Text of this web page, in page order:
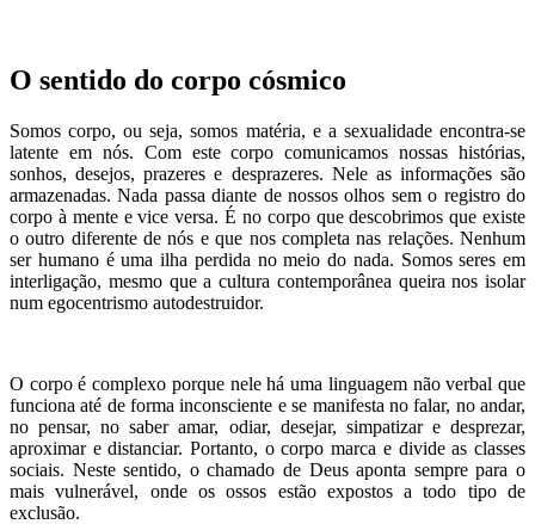
O sentido do corpo cósmico
Somos corpo, ou seja, somos matéria, e a sexualidade encontra-se
latente em nós. Com este corpo comunicamos nossas histórias,
sonhos, desejos, prazeres e desprazeres. Nele as informações são
armazenadas. Nada passa diante de nossos olhos sem o registro do
corpo à mente e vice versa. É no corpo que descobrimos que existe
o outro diferente de nós e que nos completa nas relações. Nenhum
ser humano é uma ilha perdida no meio do nada. Somos seres em
interligação, mesmo que a cultura contemporânea queira nos isolar
num egocentrismo autodestruidor.
O corpo é complexo porque nele há uma linguagem não verbal que
funciona até de forma inconsciente e se manifesta no falar, no andar,
no pensar, no saber amar, odiar, desejar, simpatizar e desprezar,
aproximar e distanciar. Portanto, o corpo marca e divide as classes
sociais. Neste sentido, o chamado de Deus aponta sempre para o
mais vulnerável, onde os ossos estão expostos a todo tipo de
exclusão.